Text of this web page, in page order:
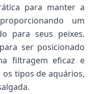
para manter a
um
para seus peixes.
ser posicionado
filtragem eficaz e
tipos de aquários,